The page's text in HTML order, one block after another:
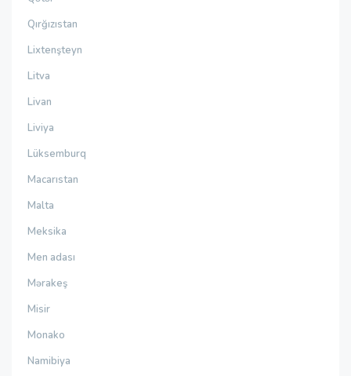
Qırğızıstan
Lixtenşteyn
Litva
Livan
Liviya
Lüksemburq
Macarıstan
Malta
Meksika
Men adası
Mərakeş
Misir
Monako
Namibiya